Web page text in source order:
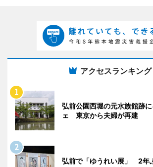
アクセスランキング
弘前公園西堀の元水族館跡
ェ 東京から夫婦が再建
弘前で「ゆうれい展」 2年